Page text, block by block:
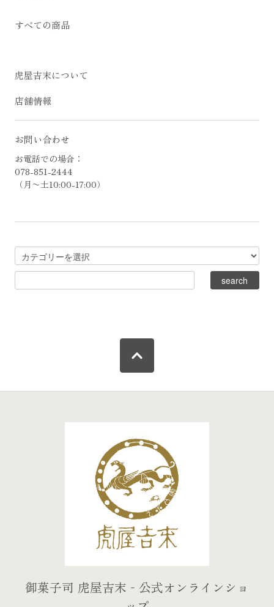
すべての商品
虎屋吉末について
店舗情報
お問い合わせ
お電話での場合：
078-851-2444
（月〜土10:00-17:00）
御菓子司 虎屋吉末‐公式オンラインショ